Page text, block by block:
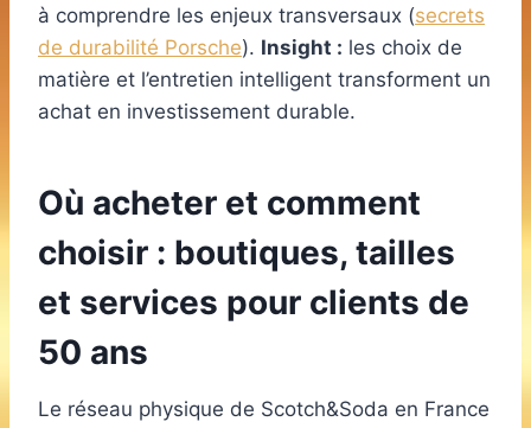
à comprendre les enjeux transversaux (secrets
de durabilité Porsche). Insight : les choix de
matière et l’entretien intelligent transforment un
achat en investissement durable.
Où acheter et comment
choisir : boutiques, tailles
et services pour clients de
50 ans
Le réseau physique de Scotch&Soda en France